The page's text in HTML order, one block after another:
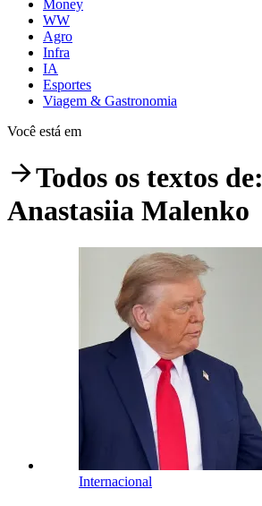
Money
WW
Agro
Infra
IA
Esportes
Viagem & Gastronomia
Você está em
Todos os textos de:
Anastasiia Malenko
Internacional